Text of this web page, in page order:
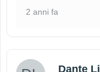
2 anni fa
Dante